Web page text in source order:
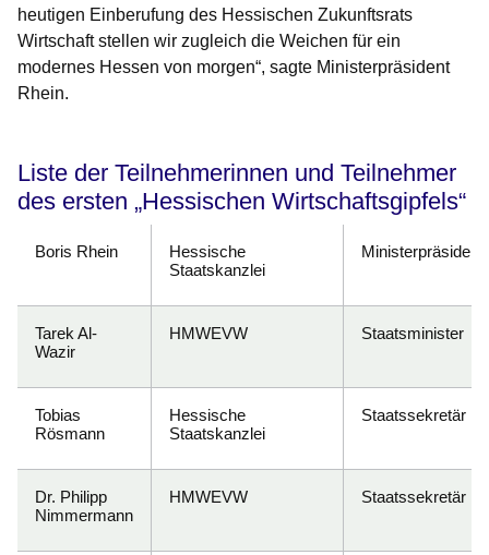
heutigen Einberufung des Hessischen Zukunftsrats
Wirtschaft stellen wir zugleich die Weichen für ein
modernes Hessen von morgen“, sagte Ministerpräsident
Rhein.
Liste der Teilnehmerinnen und Teilnehmer
des ersten „Hessischen Wirtschaftsgipfels“
Boris Rhein
Hessische
Staatskanzlei
Ministerpräsident
Tarek Al-
Wazir
HMWEVW Staatsminister
Tobias
Rösmann
Hessische
Staatskanzlei
Staatssekretär
Dr. Philipp
Nimmermann
HMWEVW Staatssekretär